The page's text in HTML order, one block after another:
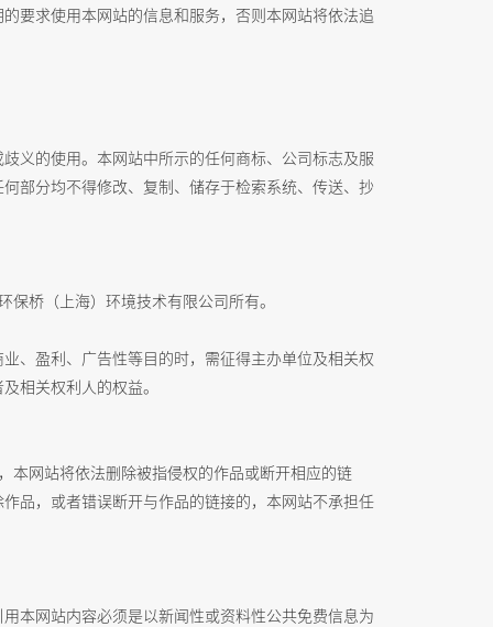
要求使用本网站的信息和服务，否则本网站将依法追
义的使用。本网站中所示的任何商标、公司标志及服
部分均不得修改、复制、储存于检索系统、传送、抄
桥（上海）环境技术有限公司所有。
、盈利、广告性等目的时，需征得主办单位及相关权
相关权利人的权益。
网站将依法删除被指侵权的作品或断开相应的链
品，或者错误断开与作品的链接的，本网站不承担任
本网站内容必须是以新闻性或资料性公共免费信息为